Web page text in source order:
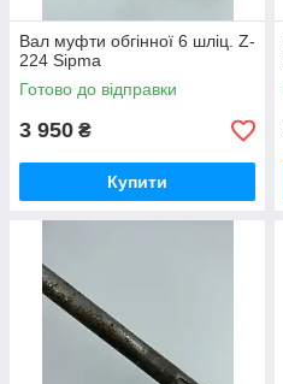
Вал муфти обгінної 6 шліц. Z-
224 Sipma
Готово до відправки
3 950 ₴
Купити